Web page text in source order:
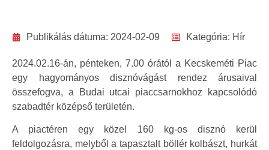
Publikálás dátuma: 2024-02-09 Kategória: Hír
2024.02.16-án, pénteken, 7.00 órától a Kecskeméti Piac
egy hagyományos disznóvágást rendez árusaival
összefogva, a Budai utcai piaccsarnokhoz kapcsolódó
szabadtér középső területén.
A piactéren egy közel 160 kg-os disznó kerül
feldolgozásra, melyből a tapasztalt böllér kolbászt, hurkát